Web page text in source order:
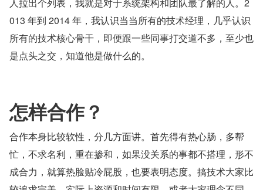
013 年到 2014 年，我认识当当所有的技术经理，几乎认识
所有的技术核心骨干，即便跟一些同事打交道不多，至少也
是点头之交，知道他是做什么的。
怎样合作？
合作本身比较软性，分几方面讲。首先得有热心肠，多帮
忙，不求名利，重在掺和，如果没关系的事都不搭理，形不
成合力，就算热脸贴冷屁股，也要表明态度。搞技术大家比